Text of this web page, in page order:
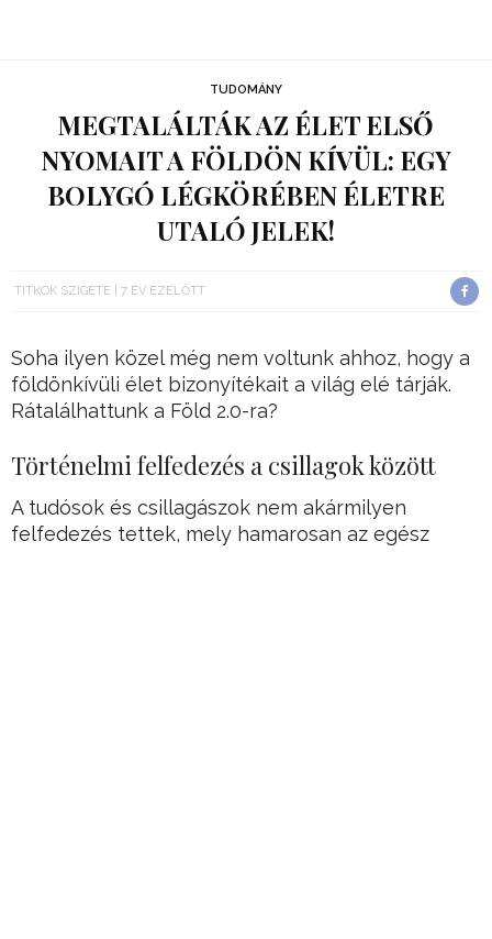
TUDOMÁNY
MEGTALÁLTÁK AZ ÉLET ELSŐ
NYOMAIT A FÖLDÖN KÍVÜL: EGY
BOLYGÓ LÉGKÖRÉBEN ÉLETRE
UTALÓ JELEK!
TITKOK SZIGETE 7 ÉV EZELŐTT
Soha ilyen közel még nem voltunk ahhoz, hogy a
földönkívüli élet bizonyítékait a világ elé tárják.
Rátalálhattunk a Föld 2.0-ra?
Történelmi felfedezés a csillagok között
A tudósok és csillagászok nem akármilyen
felfedezés tettek, mely hamarosan az egész